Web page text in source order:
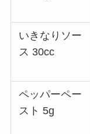
いきなりソー
ス 30cc
ペッパーペー
スト 5g